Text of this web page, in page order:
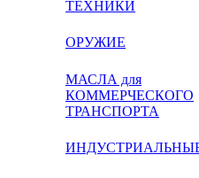
ТЕХНИКИ
ОРУЖИЕ
МАСЛА для
КОММЕРЧЕСКОГО
ТРАНСПОРТА